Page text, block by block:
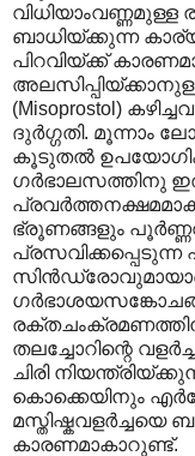
ബാധിയ്ക്കുന്ന
പിറവിയ്ക്ക്
(Misoprostol)
ദുർഗ്ഗതി. മൂന്നാം
കൂടുതൽ
ഗർഭാലസത്തിനു
ഭ്രൂണങ്ങളും
തലച്ചോറിന്റെ
ചിരി
കൊക്കെയിനും
കാരണമാകാറുണ്ട്.